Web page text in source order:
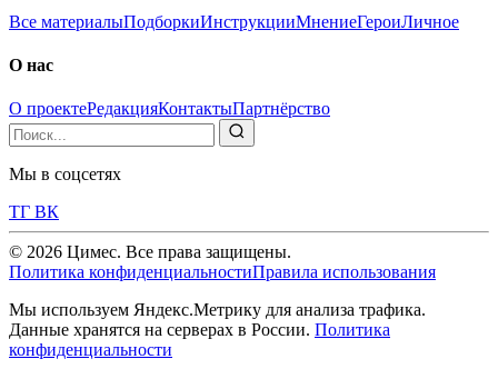
Все материалыПодборкиИнструкцииМнениеГероиЛичное
О нас
О проектеРедакцияКонтактыПартнёрство
Мы в соцсетях
ТГ ВК
© 2026 Цимес. Все права защищены.
Политика конфиденциальностиПравила использования
Мы используем Яндекс.Метрику для анализа трафика.
Данные хранятся на серверах в России. Политика
конфиденциальности